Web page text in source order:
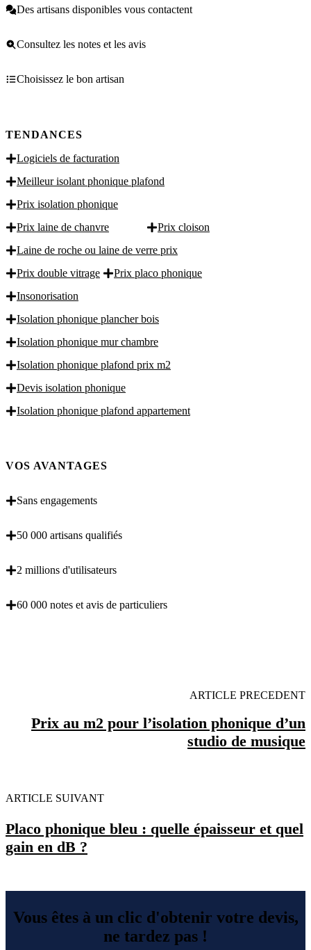
Des artisans disponibles vous contactent
Consultez les notes et les avis
Choisissez le bon artisan
TENDANCES
Logiciels de facturation
Meilleur isolant phonique plafond
Prix isolation phonique
Prix laine de chanvre
Prix cloison
Laine de roche ou laine de verre prix
Prix double vitrage
Prix placo phonique
Insonorisation
Isolation phonique plancher bois
Isolation phonique mur chambre
Isolation phonique plafond prix m2
Devis isolation phonique
Isolation phonique plafond appartement
VOS AVANTAGES
Sans engagements
50 000 artisans qualifiés
2 millions d'utilisateurs
60 000 notes et avis de particuliers
ARTICLE PRECEDENT
Prix au m2 pour l’isolation phonique d’un
studio de musique
ARTICLE SUIVANT
Placo phonique bleu : quelle épaisseur et quel
gain en dB ?
Vous êtes à un clic d'obtenir votre devis,
ne tardez pas !